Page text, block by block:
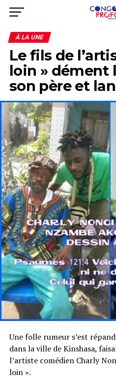
À LA UNE
Le fils de
loin » dément
son père et
Une folle rumeur s’est
dans la ville de Kinshasa,
l’artiste comédien Charly
loin ».